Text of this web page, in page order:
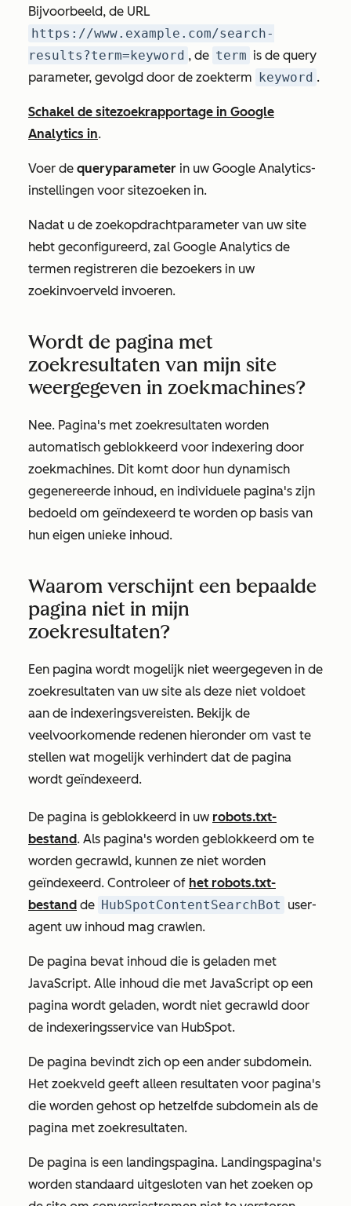
Bijvoorbeeld, de URL
https://www.example.com/search-
results?term=keyword , de term is de query
parameter, gevolgd door de zoekterm keyword .
Schakel de sitezoekrapportage in Google
Analytics in.
Voer de queryparameter in uw Google Analytics-
instellingen voor sitezoeken in.
Nadat u de zoekopdrachtparameter van uw site
hebt geconfigureerd, zal Google Analytics de
termen registreren die bezoekers in uw
zoekinvoerveld invoeren.
Wordt de pagina met
zoekresultaten van mijn site
weergegeven in zoekmachines?
Nee. Pagina's met zoekresultaten worden
automatisch geblokkeerd voor indexering door
zoekmachines. Dit komt door hun dynamisch
gegenereerde inhoud, en individuele pagina's zijn
bedoeld om geïndexeerd te worden op basis van
hun eigen unieke inhoud.
Waarom verschijnt een bepaalde
pagina niet in mijn
zoekresultaten?
Een pagina wordt mogelijk niet weergegeven in de
zoekresultaten van uw site als deze niet voldoet
aan de indexeringsvereisten. Bekijk de
veelvoorkomende redenen hieronder om vast te
stellen wat mogelijk verhindert dat de pagina
wordt geïndexeerd.
De pagina is geblokkeerd in uw robots.txt-
bestand. Als pagina's worden geblokkeerd om te
worden gecrawld, kunnen ze niet worden
geïndexeerd. Controleer of het robots.txt-
bestand de HubSpotContentSearchBot user-
agent uw inhoud mag crawlen.
De pagina bevat inhoud die is geladen met
JavaScript. Alle inhoud die met JavaScript op een
pagina wordt geladen, wordt niet gecrawld door
de indexeringsservice van HubSpot.
De pagina bevindt zich op een ander subdomein.
Het zoekveld geeft alleen resultaten voor pagina's
die worden gehost op hetzelfde subdomein als de
pagina met zoekresultaten.
De pagina is een landingspagina. Landingspagina's
worden standaard uitgesloten van het zoeken op